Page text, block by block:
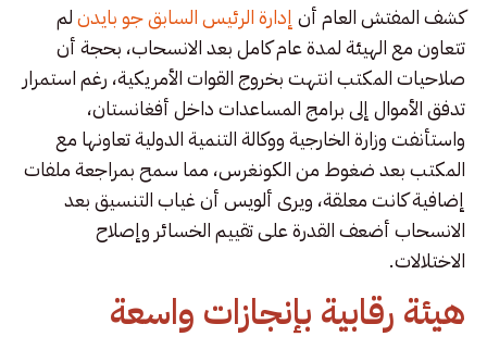
كشف المفتش العام أن إدارة الرئيس السابق جو بايدنلم
تتعاون مع الهيئة لمدة عام كامل بعد الانسحاب، بحجة أن
صلاحيات المكتب انتهت بخروج القوات الأمريكية، رغم استمرار
تدفق الأموال إلى برامج المساعدات داخل أفغانستان،
واستأنفت وزارة الخارجية ووكالة التنمية الدولية تعاونها مع
المكتب بعد ضغوط من الكونغرس، مما سمح بمراجعة ملفات
إضافية كانت معلقة، ويرى ألويس أن غياب التنسيق بعد
الانسحاب أضعف القدرة على تقييم الخسائر وإصلاح
الاختلالات.
هيئة رقابية بإنجازات واسعة